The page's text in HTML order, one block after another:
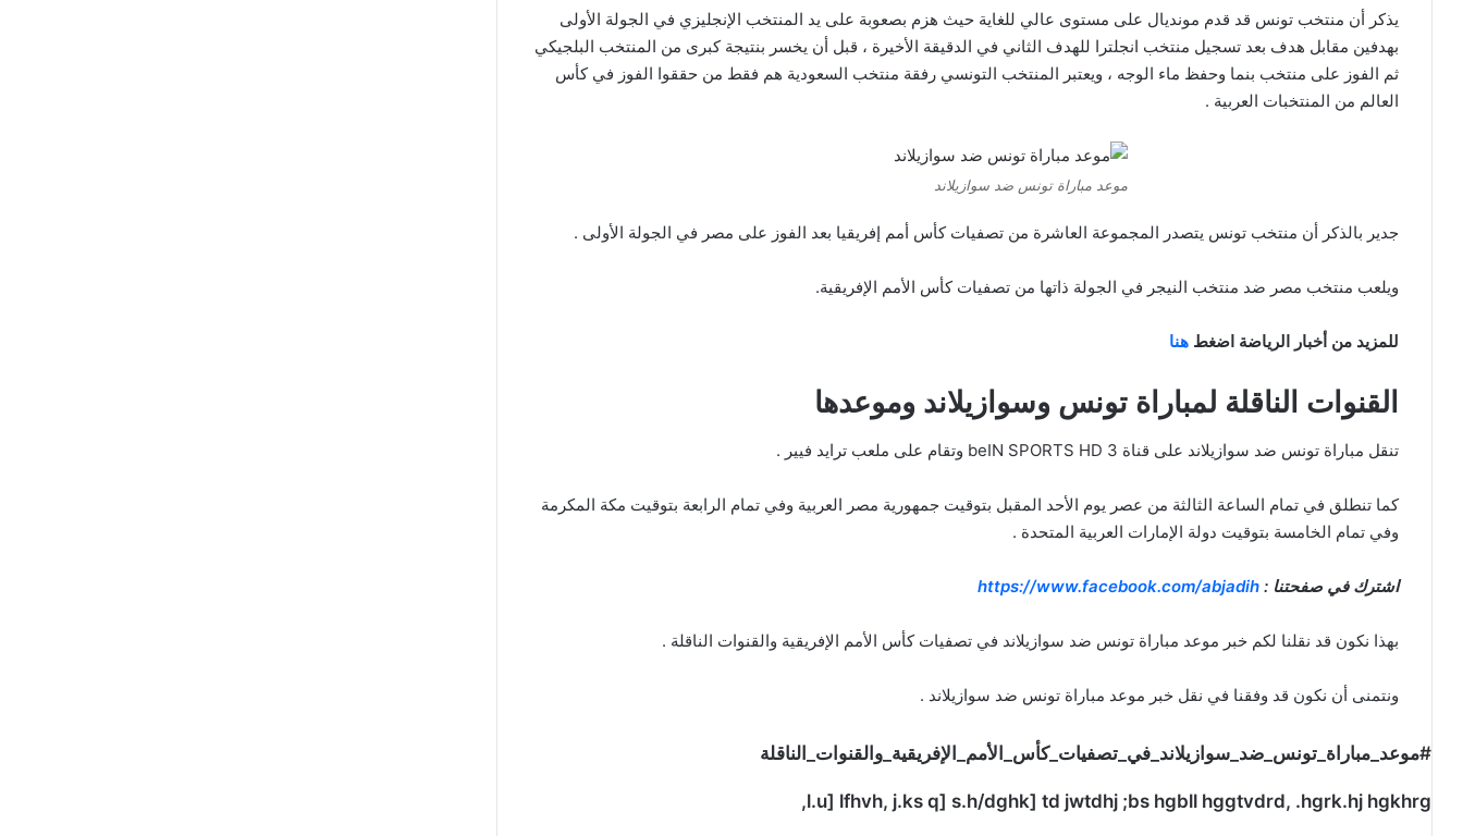
يذكر أن منتخب تونس قد قدم مونديال على مستوى عالي للغاية حيث هزم بصعوبة على يد المنتخب الإنجليزي في الجولة الأولى
بهدفين مقابل هدف بعد تسجيل منتخب انجلترا للهدف الثاني في الدقيقة الأخيرة ، قبل أن يخسر بنتيجة كبرى من المنتخب البلجيكي
ثم الفوز على منتخب بنما وحفظ ماء الوجه ، ويعتبر المنتخب التونسي رفقة منتخب السعودية هم فقط من حققوا الفوز في كأس
العالم من المنتخبات العربية .
موعد مباراة تونس ضد سوازيلاند
جدير بالذكر أن منتخب تونس يتصدر المجموعة العاشرة من تصفيات كأس أمم إفريقيا بعد الفوز على مصر في الجولة الأولى .
ويلعب منتخب مصر ضد منتخب النيجر في الجولة ذاتها من تصفيات كأس الأمم الإفريقية.
للمزيد من أخبار الرياضة اضغطهنا
القنوات الناقلة لمباراة تونس وسوازيلاند وموعدها
تنقل مباراة تونس ضد سوازيلاند على قناة beIN SPORTS HD 3 وتقام على ملعب ترايد فيير .
كما تنطلق في تمام الساعة الثالثة من عصر يوم الأحد المقبل بتوقيت جمهورية مصر العربية وفي تمام الرابعة بتوقيت مكة المكرمة
وفي تمام الخامسة بتوقيت دولة الإمارات العربية المتحدة .
اشترك في صفحتنا :https://www.facebook.com/abjadih
بهذا نكون قد نقلنا لكم خبر موعد مباراة تونس ضد سوازيلاند في تصفيات كأس الأمم الإفريقية والقنوات الناقلة .
ونتمنى أن نكون قد وفقنا في نقل خبر موعد مباراة تونس ضد سوازيلاند .
#موعد_مباراة_تونس_ضد_سوازيلاند_في_تصفيات_كأس_الأمم_الإفريقية_والقنوات_الناقلة
l.u] lfhvh, j.ks q] s.h/dghk] td jwtdhj ;bs hgbll hggtvdrd, .hgrk.hj hgkhrg,